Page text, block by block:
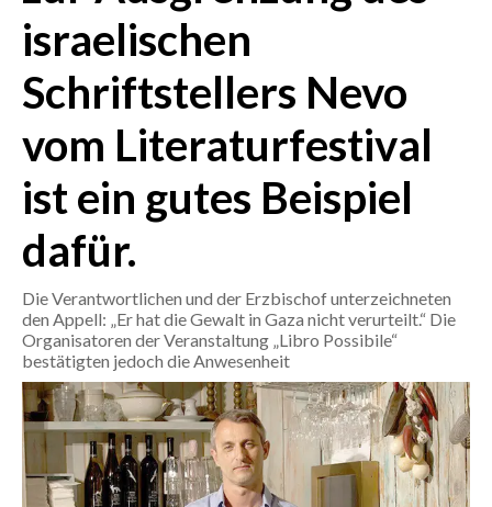
CRONACA
ITALIA
LAVORO
BANDI
SPORT IN SARDEGNA
SPORT
RISULTATI E CLASSIFICHE
israelischen
Schriftstellers Nevo
vom Literaturfestival
ist ein gutes Beispiel
dafür.
Die Verantwortlichen und der Erzbischof unterzeichneten
den Appell: „Er hat die Gewalt in Gaza nicht verurteilt.“ Die
Organisatoren der Veranstaltung „Libro Possibile“
bestätigten jedoch die Anwesenheit